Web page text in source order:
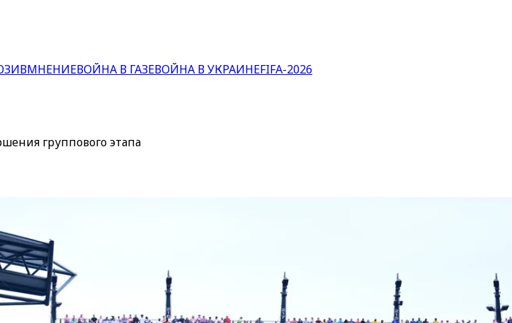
МНЕНИЕВОЙНА В ГАЗЕВОЙНА В УКРАИНЕFIFA-2026
группового этапа